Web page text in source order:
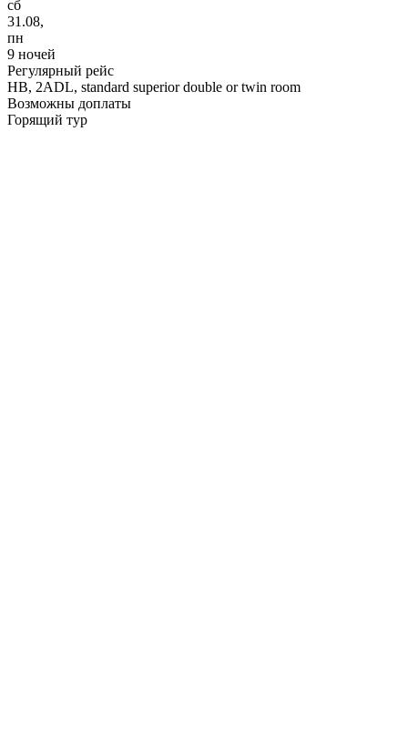
сб
31.08,
пн
9 ночей
Регулярный рейс
HB, 2ADL, standard superior double or twin room
Возможны доплаты
Горящий тур